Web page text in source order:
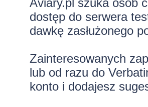
Aviary.pl szuka osób
dostęp do serwera
dawkę zasłużonego
Zainteresowanych
lub od razu do
konto i dodajesz